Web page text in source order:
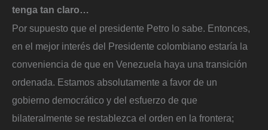
tenga tan claro…
Por supuesto que el presidente Petro lo sabe. Entonces,
en el mejor interés del Presidente colombiano estaría la
conveniencia de que en Venezuela haya una transición
ordenada. Estamos absolutamente a favor de un
gobierno democrático y del esfuerzo de que
bilateralmente se restablezca el orden en la frontera;